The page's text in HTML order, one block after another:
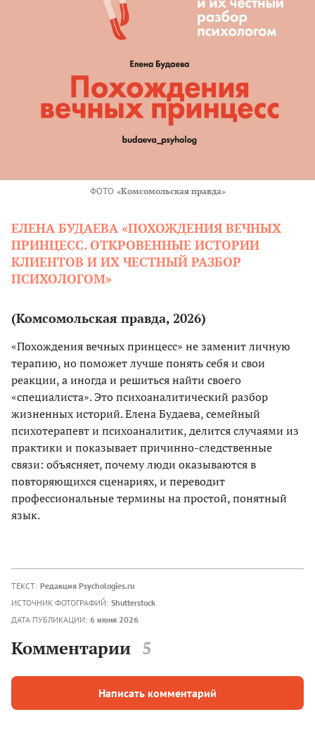
ФОТО «Комсомольская правда»
ЕЛЕНА БУДАЕВА «ПОХОЖДЕНИЯ ВЕЧНЫХ
ПРИНЦЕСС. ОТКРОВЕННЫЕ ИСТОРИИ
КЛИЕНТОВ И ИХ ЧЕСТНЫЙ РАЗБОР
ПСИХОЛОГОМ»
(Комсомольская правда, 2026)
«Похождения вечных принцесс» не заменит личную
терапию, но поможет лучше понять себя и свои
реакции, а иногда и решиться найти своего
«специалиста». Это психоаналитический разбор
жизненных историй. Елена Будаева, семейный
психотерапевт и психоаналитик, делится случаями из
практики и показывает причинно-следственные
связи: объясняет, почему люди оказываются в
повторяющихся сценариях, и переводит
профессиональные термины на простой, понятный
язык.
ТЕКСТ: Редакция Psychologies.ru
ИСТОЧНИК ФОТОГРАФИЙ: Shutterstock
ДАТА ПУБЛИКАЦИИ: 6 июня 2026
Комментарии 5
Написать комментарий